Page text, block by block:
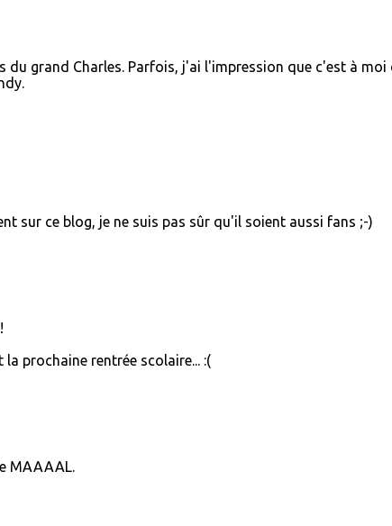
du grand Charles. Parfois, j'ai l'impression que c'est à moi
sur ce blog, je ne suis pas sûr qu'il soient aussi fans ;-)
prochaine rentrée scolaire... :(
MAAAAL.